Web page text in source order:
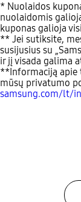
* Nuolaidos
nuolaidomis
kuponas galioja
** Jei sutiksite,
susijusius su
ir jį visada galima
**Informaciją apie
mūsų privatumo
samsung.com/lt/